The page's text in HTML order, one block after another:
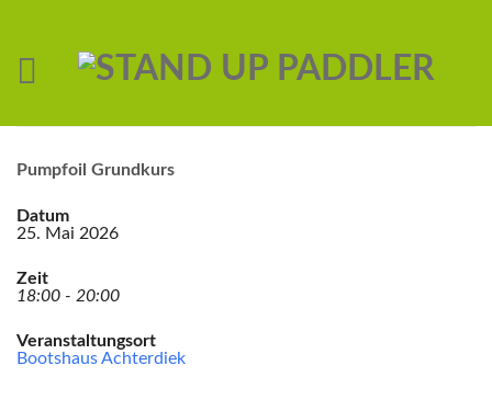
Pumpfoil Grundkurs
Datum
25. Mai 2026
Zeit
18:00 - 20:00
Veranstaltungsort
Bootshaus Achterdiek